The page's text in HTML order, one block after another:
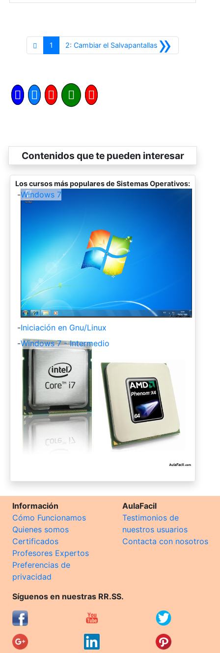
1 »
2: Cambiar el Salvapantallas Siguiente
Contenidos que te pueden interesar
Los cursos más populares de Sistemas Operativos:
-Windows 7
-Iniciación en Gnu/Linux
-Windows 7 - Intermedio
Información
Cómo Funcionamos
Quienes somos
Certificados
Profesores Expertos
Preferencias de
privacidad
AulaFacil
Testimonios de
nuestros usuarios
Contacta con nosotros
Síguenos en nuestras RR.SS.